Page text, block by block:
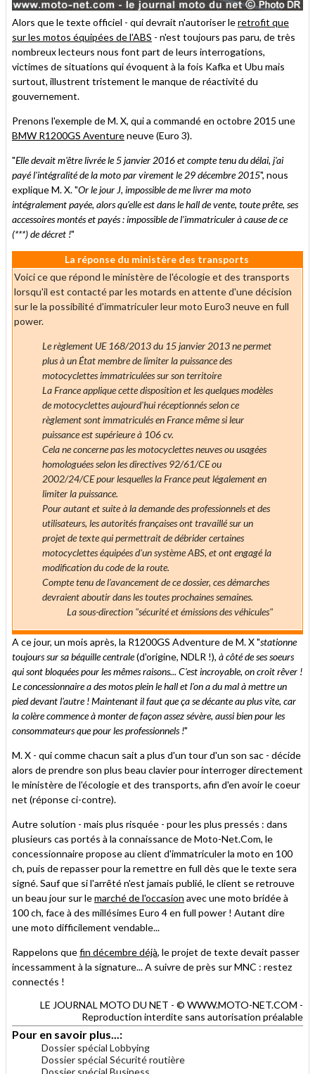
Alors que le texte officiel - qui devrait n'autoriser leretrofit que
sur les motos équipées de l'ABS - n'est toujours pas paru, de très
nombreux lecteurs nous font part de leurs interrogations,
victimes de situations qui évoquent à la fois Kafka et Ubu mais
surtout, illustrent tristement le manque de réactivité du
gouvernement.
Prenons l'exemple de M. X, qui a commandé en octobre 2015 une
BMW R1200GS Aventureneuve (Euro 3).
"Elle devait m'être livrée le 5 janvier 2016 et compte tenu du délai, j'ai
payé l'intégralité de la moto par virement le 29 décembre 2015", nous
explique M. X. "Or le jour J, impossible de me livrer ma moto
intégralement payée, alors qu'elle est dans le hall de vente, toute prête, ses
accessoires montés et payés : impossible de l'immatriculer à cause de ce
(***) de décret !"
La réponse du ministère des transports
Voici ce que répond le ministère de l'écologie et des transports
lorsqu'il est contacté par les motards en attente d'une décision
sur le la possibilité d'immatriculer leur moto Euro3 neuve en full
power.
Le règlement UE 168/2013 du 15 janvier 2013 ne permet
plus à un État membre de limiter la puissance des
motocyclettes immatriculées sur son territoire
La France applique cette disposition et les quelques modèles
de motocyclettes aujourd'hui réceptionnés selon ce
règlement sont immatriculés en France même si leur
puissance est supérieure à 106 cv.
Cela ne concerne pas les motocyclettes neuves ou usagées
homologuées selon les directives 92/61/CE ou
2002/24/CE pour lesquelles la France peut légalement en
limiter la puissance.
Pour autant et suite à la demande des professionnels et des
utilisateurs, les autorités françaises ont travaillé sur un
projet de texte qui permettrait de débrider certaines
motocyclettes équipées d'un système ABS, et ont engagé la
modification du code de la route.
Compte tenu de l'avancement de ce dossier, ces démarches
devraient aboutir dans les toutes prochaines semaines.
La sous-direction "sécurité et émissions des véhicules"
A ce jour, un mois après, la R1200GS Adventure de M. X "stationne
toujours sur sa béquille centrale(d'origine, NDLR !), à côté de ses soeurs
qui sont bloquées pour les mêmes raisons... C'est incroyable, on croit rêver !
Le concessionnaire a des motos plein le hall et l'on a du mal à mettre un
pied devant l'autre ! Maintenant il faut que ça se décante au plus vite, car
la colère commence à monter de façon assez sévère, aussi bien pour les
consommateurs que pour les professionnels !"
M. X - qui comme chacun sait a plus d'un tour d'un son sac - décide
alors de prendre son plus beau clavier pour interroger directement
le ministère de l'écologie et des transports, afin d'en avoir le coeur
net (réponse ci-contre).
Autre solution - mais plus risquée - pour les plus pressés : dans
plusieurs cas portés à la connaissance de Moto-Net.Com, le
concessionnaire propose au client d'immatriculer la moto en 100
ch, puis de repasser pour la remettre en full dès que le texte sera
signé. Sauf que si l'arrêté n'est jamais publié, le client se retrouve
un beau jour sur lemarché de l'occasion avec une moto bridée à
100 ch, face à des millésimes Euro 4 en full power ! Autant dire
une moto difficilement vendable...
Rappelons quefin décembre déjà, le projet de texte devait passer
incessamment à la signature... A suivre de près sur MNC : restez
connectés !
LE JOURNAL MOTO DU NET - © WWW.MOTO-NET.COM -
Reproduction interdite sans autorisation préalable
Pour en savoir plus...:
Dossier spécial Lobbying
Dossier spécial Sécurité routière
Dossier spécial Business